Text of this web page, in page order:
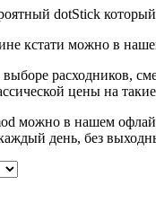
dotStick
кстати можно в
расходников,
цены на
можно в нашем
день, без